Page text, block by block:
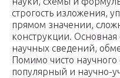
строгость изложения,
прямом значении,
конструкции.
научных сведений,
Помимо чисто
популярный и научно-